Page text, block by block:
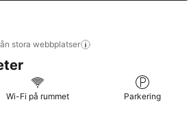
stora webbplatser
Wi-Fi på rummet Parkering